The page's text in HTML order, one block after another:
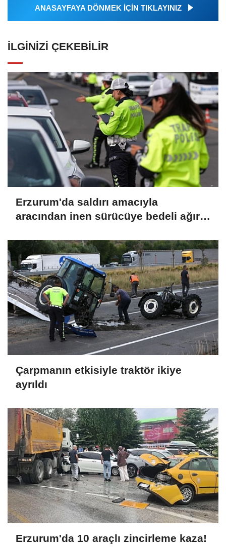
ANASAYFAYA DÖNMEK İÇİN TIKLAYINIZ
İLGINIZI ÇEKEBILIR
Erzurum'da saldırı amacıyla
aracından inen sürücüye bedeli ağır
Çarpmanın etkisiyle traktör ikiye
ayrıldı
Erzurum'da 10 araçlı zincirleme kaza!